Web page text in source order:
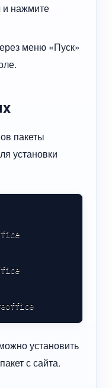
и нажмите
меню «Пуск»
пакеты
установки
установить
с сайта.